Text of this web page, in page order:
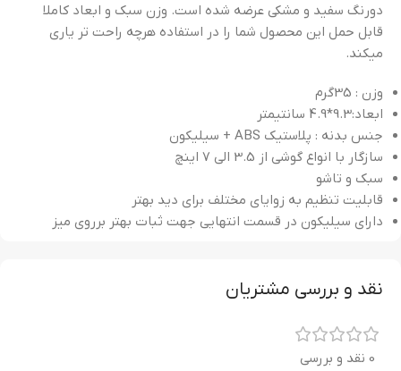
دورنگ سفید و مشکی عرضه شده است. وزن سبک و ابعاد کاملا
قابل حمل این محصول شما را در استفاده هرچه راحت تر یاری
میکند.
وزن : 35گرم
ابعاد:9.3*4.9 سانتیمتر
جنس بدنه : پلاستیک ABS + سیلیکون
سازگار با انواع گوشی از 3.5 الی 7 اینچ
سبک و تاشو
قابلیت تنظیم به زوایای مختلف برای دید بهتر
دارای سیلیکون در قسمت انتهایی جهت ثبات بهتر برروی میز
نقد و بررسی مشتریان
0 نقد و بررسی